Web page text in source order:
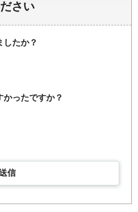
さい
したか？
ったですか？
信